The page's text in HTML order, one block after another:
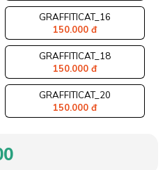
GRAFFITICAT_16
150.000 đ
GRAFFITICAT_18
150.000 đ
GRAFFITICAT_20
150.000 đ